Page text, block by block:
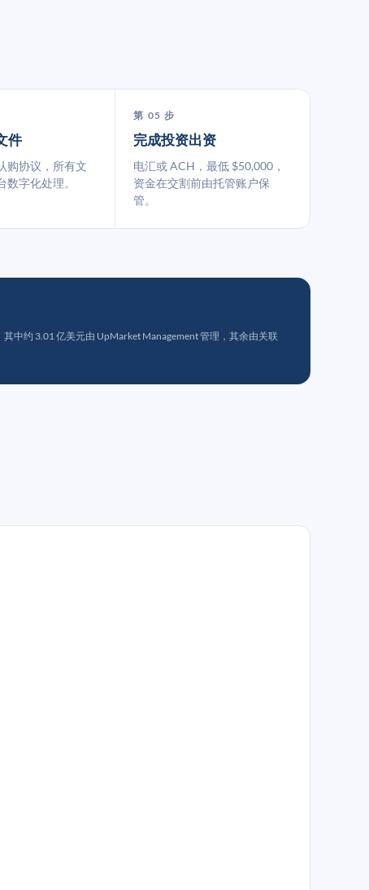
件
购协议，所有文
数字化处理。
第 05 步
完成投资出资
电汇或 ACH，最低 $50,000，
资金在交割前由托管账户保
管。
中约 3.01 亿美元由 UpMarket Management 管理，其余由关联